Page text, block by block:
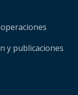
y publicaciones